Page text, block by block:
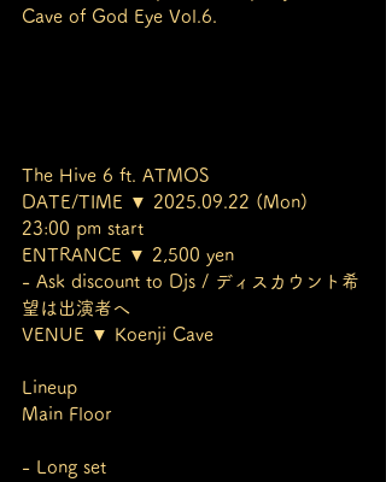
Cave of God Eye Vol.6.
The Hive 6 ft. ATMOS
DATE/TIME ▼ 2025.09.22 (Mon)
23:00 pm start
ENTRANCE ▼ 2,500 yen
- Ask discount to Djs / ディスカウント希
望は出演者へ
VENUE ▼ Koenji Cave
Lineup
Main Floor
- Long set